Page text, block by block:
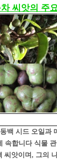
씨앗의 주
백 시드 오일
속합니다 식물
씨앗이며, 그의